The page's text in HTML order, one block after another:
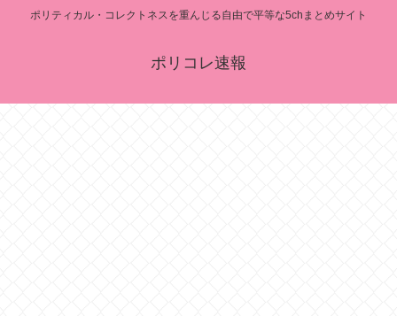
ポリティカル・コレクトネスを重んじる自由で平等な5chまとめサイト
ポリコレ速報